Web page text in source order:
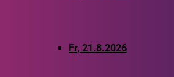
Fr, 21.8.2026